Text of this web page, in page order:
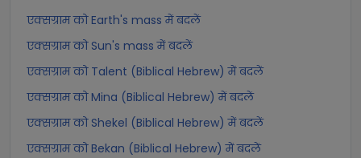
एक्सग्राम को Earth's mass में बदलें
एक्सग्राम को Sun's mass में बदलें
एक्सग्राम को Talent (Biblical Hebrew) में बदलें
एक्सग्राम को Mina (Biblical Hebrew) में बदलें
एक्सग्राम को Shekel (Biblical Hebrew) में बदलें
एक्सग्राम को Bekan (Biblical Hebrew) में बदलें